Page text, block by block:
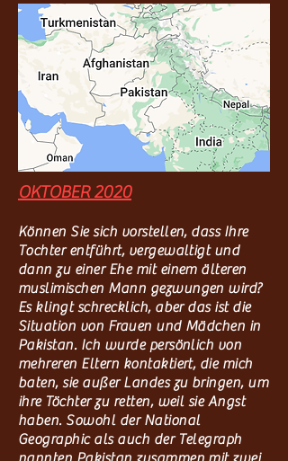
OKTOBER 2020
Können Sie sich vorstellen, dass Ihre
Tochter entführt, vergewaltigt und
dann zu einer Ehe mit einem älteren
muslimischen Mann gezwungen wird?
Es klingt schrecklich, aber das ist die
Situation von Frauen und Mädchen in
Pakistan. Ich wurde persönlich von
mehreren Eltern kontaktiert, die mich
baten, sie außer Landes zu bringen, um
ihre Töchter zu retten, weil sie Angst
haben. Sowohl der National
Geographic als auch der Telegraph